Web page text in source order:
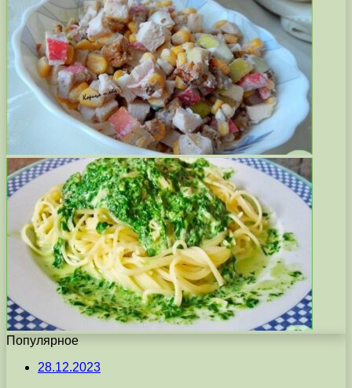
Популярное
28.12.2023